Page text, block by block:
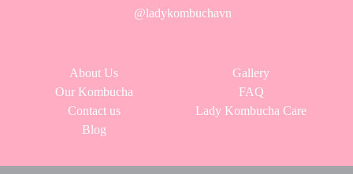
@ladykombuchavn
About Us
Our Kombucha
Contact us
Blog
Gallery
FAQ
Lady Kombucha Care